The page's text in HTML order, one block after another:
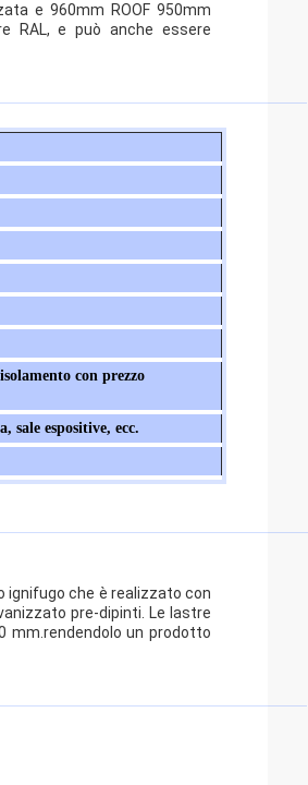
e 960mm ROOF 950mm
RAL, e può anche essere
con prezzo
sale espositive, ecc.
ignifugo che è realizzato con
pre-dipinti. Le lastre
mm.rendendolo un prodotto